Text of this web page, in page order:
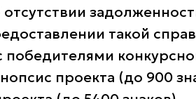
отсутствии
такой
победителями
проекта (до 900